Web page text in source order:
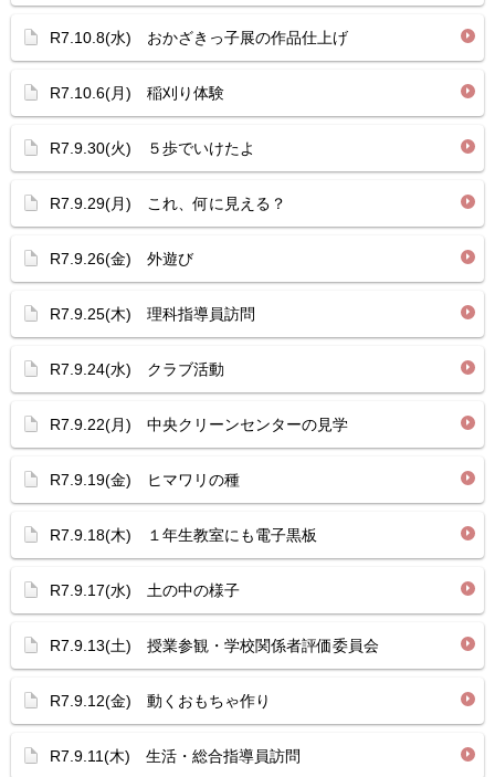
R7.10.8(水) おかざきっ子展の作品仕上げ
R7.10.6(月) 稲刈り体験
R7.9.30(火) ５歩でいけたよ
R7.9.29(月) これ、何に見える？
R7.9.26(金) 外遊び
R7.9.25(木) 理科指導員訪問
R7.9.24(水) クラブ活動
R7.9.22(月) 中央クリーンセンターの見学
R7.9.19(金) ヒマワリの種
R7.9.18(木) １年生教室にも電子黒板
R7.9.17(水) 土の中の様子
R7.9.13(土) 授業参観・学校関係者評価委員会
R7.9.12(金) 動くおもちゃ作り
R7.9.11(木) 生活・総合指導員訪問